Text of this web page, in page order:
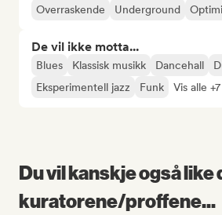
Overraskende
Underground
De vil ikke motta...
Blues Klassisk musikk Dancehall
Eksperimentell jazz
Funk Vis alle +7
Du vil kanskje også like
kuratorene/proffene...